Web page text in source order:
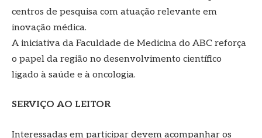
centros de pesquisa com atuação relevante em
inovação médica.
A iniciativa da Faculdade de Medicina do ABC reforça
o papel da região no desenvolvimento científico
ligado à saúde e à oncologia.
SERVIÇO AO LEITOR
Interessadas em participar devem acompanhar os